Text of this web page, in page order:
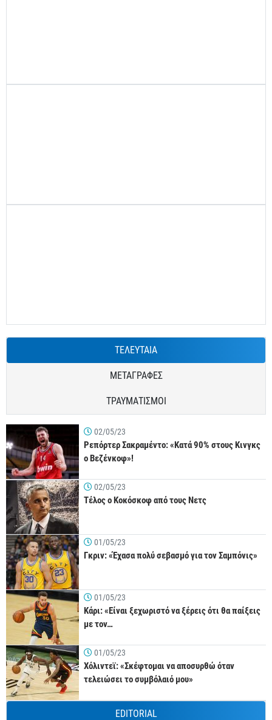
ΤΕΛΕΥΤΑΙΑ
ΜΕΤΑΓΡΑΦΕΣ
ΤΡΑΥΜΑΤΙΣΜΟΙ
02/05/23
Ρεπόρτερ Σακραμέντο: «Κατά 90% στους Κινγκς
ο Βεζένκοφ»!
02/05/23
Τέλος ο Κοκόσκοφ από τους Νετς
01/05/23
Γκριν: «Έχασα πολύ σεβασμό για τον Σαμπόνις»
01/05/23
Κάρι: «Είναι ξεχωριστό να ξέρεις ότι θα παίξεις
με τον…
01/05/23
Χόλιντεϊ: «Σκέφτομαι να αποσυρθώ όταν
τελειώσει το συμβόλαιό μου»
EDITORIAL